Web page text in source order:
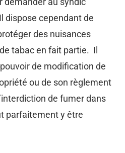
dispose cependant de
des nuisances
tabac en fait partie. Il
de modification de
ou de son règlement
de fumer dans
parfaitement y être